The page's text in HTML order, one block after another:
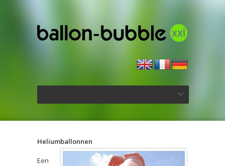
Heliumballonnen
Een